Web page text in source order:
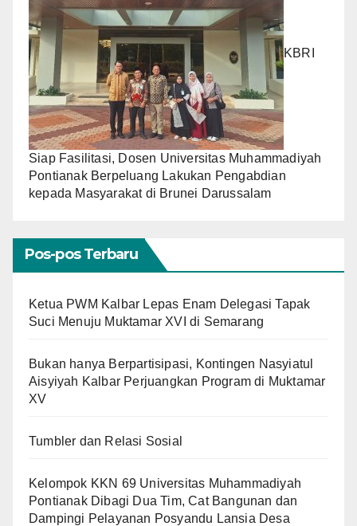
KBRI
Siap Fasilitasi, Dosen Universitas Muhammadiyah
Pontianak Berpeluang Lakukan Pengabdian
kepada Masyarakat di Brunei Darussalam
Pos-pos Terbaru
Ketua PWM Kalbar Lepas Enam Delegasi Tapak
Suci Menuju Muktamar XVI di Semarang
Bukan hanya Berpartisipasi, Kontingen Nasyiatul
Aisyiyah Kalbar Perjuangkan Program di Muktamar
XV
Tumbler dan Relasi Sosial
Kelompok KKN 69 Universitas Muhammadiyah
Pontianak Dibagi Dua Tim, Cat Bangunan dan
Dampingi Pelayanan Posyandu Lansia Desa